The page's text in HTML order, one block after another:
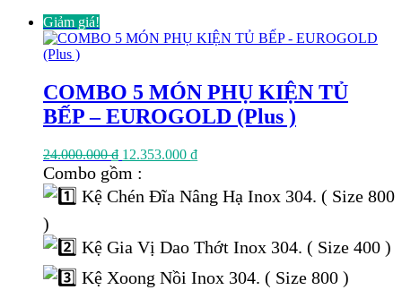
Giảm giá!
COMBO 5 MÓN PHỤ KIỆN TỦ
BẾP – EUROGOLD (Plus )
24.000.000₫ Giá
gốc
24.000.000 ₫.
12.353.000 ₫Giá
là:
Combo gồm :
Kệ Chén Đĩa Nâng Hạ Inox 304. ( Size 800
)
Kệ Gia Vị Dao Thớt Inox 304. ( Size 400 )
Kệ Xoong Nồi Inox 304. ( Size 800 )